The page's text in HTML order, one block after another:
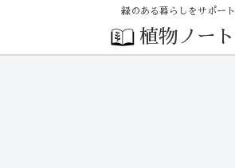
緑のある暮らしをサポート
植物ノート